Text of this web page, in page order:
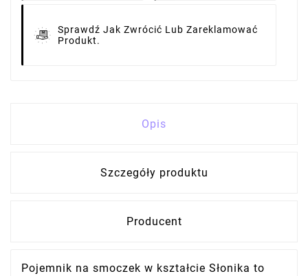
Sprawdź Jak Zwrócić Lub Zareklamować
Produkt.
Opis
Szczegóły produktu
Producent
Pojemnik na smoczek w kształcie Słonika to